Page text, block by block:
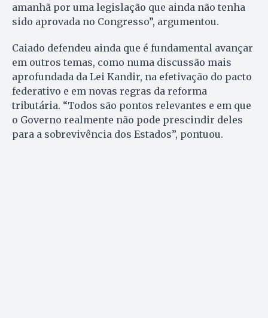
amanhã por uma legislação que ainda não tenha
sido aprovada no Congresso”, argumentou.
Caiado defendeu ainda que é fundamental avançar
em outros temas, como numa discussão mais
aprofundada da Lei Kandir, na efetivação do pacto
federativo e em novas regras da reforma
tributária. “Todos são pontos relevantes e em que
o Governo realmente não pode prescindir deles
para a sobrevivência dos Estados”, pontuou.